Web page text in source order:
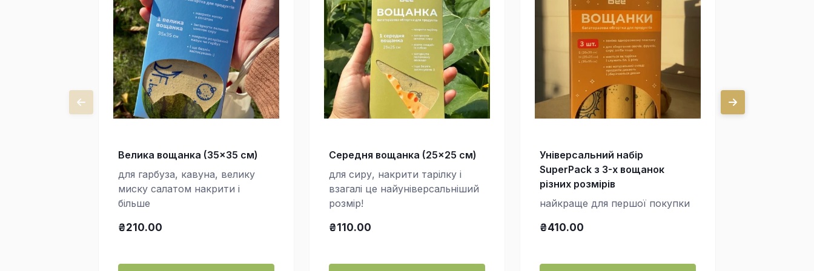
Велика вощанка (35x35 см)
для гарбуза, кавуна, велику
миску салатом накрити і
більше
₴210.00
Середня вощанка (25×25 см)
для сиру, накрити тарілку і
взагалі це найуніверсальніший
розмір!
₴110.00
Універсальний набір
SuperPack з 3-х вощанок
різних розмірів
найкраще для першої покупки
₴410.00